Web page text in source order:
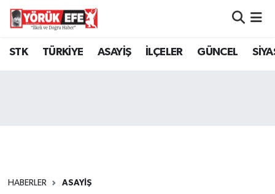
STK TÜRKİYE ASAYİŞ İLÇELER GÜNCEL
HABERLER ASAYİŞ
Aydın Nöbetçi Eczaneler